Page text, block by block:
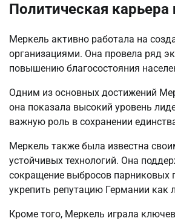
Политическая
Меркель активно работала на
организациями. Она провела ряд
повышению благосостояния
Одним из основных достижений
она показала высокий уровень
важную роль в сохранении
Меркель также была известна
устойчивых технологий. Она
сокращение выбросов парниковых
укрепить репутацию Германии как
Кроме того, Меркель играла